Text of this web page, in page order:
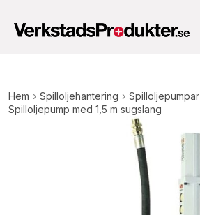
Hem › Spilloljehantering › Spilloljepumpar
Spilloljepump med 1,5 m sugslang